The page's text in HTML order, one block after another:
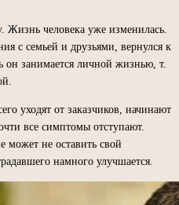
человека уже изменилась.
с семьей и друзьями, вернулся к
занимается личной жизнью, т.
уходят от заказчиков, начинают
все симптомы отступают.
может не оставить свой
намного улучшается.